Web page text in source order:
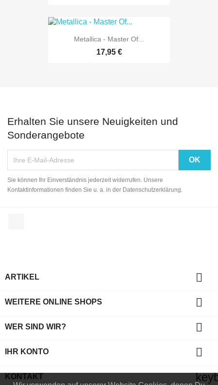
Metallica - Master Of...
17,95 €
Erhalten Sie unsere Neuigkeiten und
Sonderangebote
Sie können Ihr Einverständnis jederzeit widerrufen. Unsere
Kontaktinformationen finden Sie u. a. in der Datenschutzerklärung.
ARTIKEL 
WEITERE ONLINE SHOPS 
WER SIND WIR? 
IHR KONTO 
KONTAKT